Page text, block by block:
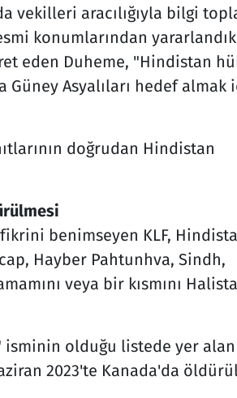
vekilleri aracılığıyla bilgi
konumlarından
eden Duheme, "Hindistan
Asyalıları hedef almak
doğrudan Hindistan
benimseyen KLF,
Hayber Pahtunhva, Sindh,
veya bir kısmını
isminin olduğu listede yer alan
2023'te Kanada'da